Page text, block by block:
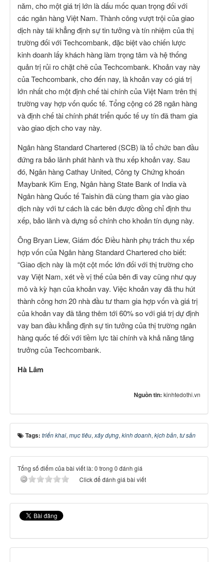
năm, cho một giá trị lớn là dấu mốc quan trọng đối với
các ngân hàng Việt Nam. Thành công vượt trội của giao
dịch này tái khẳng định sự tin tưởng và tín nhiệm của thị
trường đối với Techcombank, đặc biệt vào chiến lược
kinh doanh lấy khách hàng làm trọng tâm và hệ thống
quản trị rủi ro chặt chẽ của Techcombank. Khoản vay này
của Techcombank, cho đến nay, là khoản vay có giá trị
lớn nhất cho một định chế tài chính của Việt Nam trên thị
trường vay hợp vốn quốc tế. Tổng cộng có 28 ngân hàng
và định chế tài chính phát triển quốc tế uy tín đã tham gia
vào giao dịch cho vay này.
Ngân hàng Standard Chartered (SCB) là tổ chức ban đầu
đứng ra bảo lãnh phát hành và thu xếp khoản vay. Sau
đó, Ngân hàng Cathay United, Công ty Chứng khoán
Maybank Kim Eng, Ngân hàng State Bank of India và
Ngân hàng Quốc tế Taishin đã cùng tham gia vào giao
dịch này với tư cách là các bên được đồng chỉ định thu
xếp, bảo lãnh và dựng sổ chính cho khoản tín dụng này.
Ông Bryan Liew, Giám đốc Điều hành phụ trách thu xếp
hợp vốn của Ngân hàng Standard Chartered cho biết:
“Giao dịch này là một cột mốc lớn đối với thị trường cho
vay Việt Nam, xét về vị thế của bên đi vay cũng như quy
mô và kỳ hạn của khoản vay. Việc khoản vay đã thu hút
thành công hơn 20 nhà đầu tư tham gia hợp vốn và giá trị
của khoản vay đã tăng thêm tới 60% so với giá trị dự định
vay ban đầu khẳng định sự tin tưởng của thị trường ngân
hàng quốc tế đối với tiềm lực tài chính và khả năng tăng
trưởng của Techcombank.
Hà Lâm
Nguồn tin: kinhtedothi.vn
Tags: triển khai, mục tiêu, xây dựng, kinh doanh, kịch bản, tư sản
Tổng số điểm của bài viết là: 0 trong 0 đánh giá
Click để đánh giá bài viết